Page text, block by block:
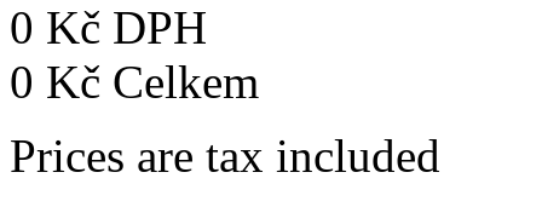
0 Kč DPH
0 Kč Celkem
Prices are tax included